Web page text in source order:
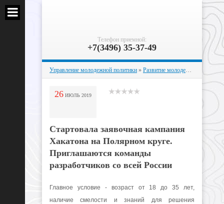
Телефон приемной:
+7(3496) 35-37-49
Управление молодежной политики » Развитие молодежных инициатив
26 ИЮЛЬ 2019
Стартовала заявочная кампания
Хакатона на Полярном круге.
Приглашаются команды
разработчиков со всей России
Главное условие - возраст от 18 до 35 лет,
наличие смелости и знаний для решения